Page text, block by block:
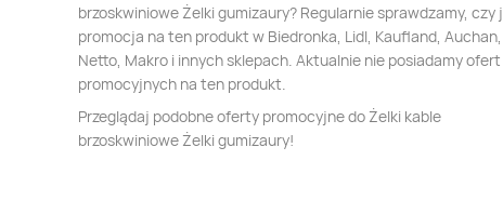
brzoskwiniowe Żelki gumizaury? Regularnie sprawdzamy, czy
promocja na ten produkt w Biedronka, Lidl, Kaufland, Auchan,
Netto, Makro i innych sklepach. Aktualnie nie posiadamy ofert
promocyjnych na ten produkt.
Przeglądaj podobne oferty promocyjne do Żelki kable
brzoskwiniowe Żelki gumizaury!